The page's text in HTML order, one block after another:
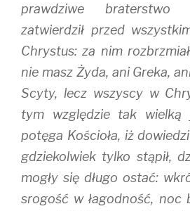
prawdziwe braterstwo
zatwierdził przed
Chrystus: za nim
nie masz Żyda, ani Greka,
Scyty, lecz wszyscy w
tym względzie tak
potęga Kościoła, iż
gdziekolwiek tylko stąpił,
mogły się długo ostać:
srogość w łagodność, noc